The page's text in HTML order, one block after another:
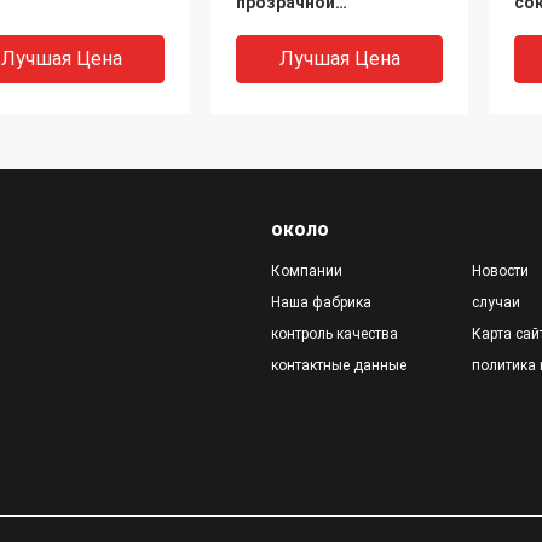
Лучшая Цена
печатания экрана
Лучшая Цена
около
Компании
Наша фабрика
контроль качества
контактные данные
Новости
случаи
Карта
политика